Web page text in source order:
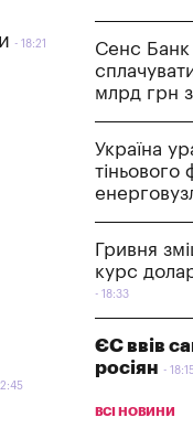
18:21
Сенс Банк
млрд грн
Україна
тіньового
Гривня
курс
18:33
ЄС ввів
росіян
ВСІ НОВИНИ